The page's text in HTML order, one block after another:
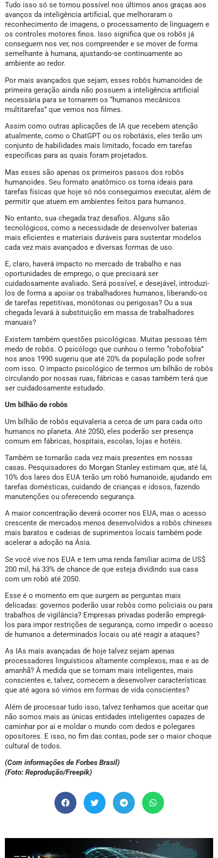
Tudo isso só se tornou possível nos últimos anos graças aos
avanços da inteligência artificial, que melhoraram o
reconhecimento de imagens, o processamento de linguagem e
os controles motores finos. Isso significa que os robôs já
conseguem nos ver, nos compreender e se mover de forma
semelhante à humana, ajustando-se continuamente ao
ambiente ao redor.
Por mais avançados que sejam, esses robôs humanoides de
primeira geração ainda não possuem a inteligência artificial
necessária para se tornarem os “humanos mecânicos
multitarefas” que vemos nos filmes.
Assim como outras aplicações de IA que recebem atenção
atualmente, como o ChatGPT ou os robotáxis, eles terão um
conjunto de habilidades mais limitado, focado em tarefas
específicas para as quais foram projetados.
Mas esses são apenas os primeiros passos dos robôs
humanoides. Seu formato anatômico os torna ideais para
tarefas físicas que hoje só nós conseguimos executar, além de
permitir que atuem em ambientes feitos para humanos.
No entanto, sua chegada traz desafios. Alguns são
tecnológicos, como a necessidade de desenvolver baterias
mais eficientes e materiais duráveis para sustentar modelos
cada vez mais avançados e diversas formas de uso.
E, claro, haverá impacto no mercado de trabalho e nas
oportunidades de emprego, o que precisará ser
cuidadosamente avaliado. Será possível, e desejável, introduzi-
los de forma a apoiar os trabalhadores humanos, liberando-os
de tarefas repetitivas, monótonas ou perigosas? Ou a sua
chegada levará à substituição em massa de trabalhadores
manuais?
Existem também questões psicológicas. Muitas pessoas têm
medo de robôs. O psicólogo que cunhou o termo “robofobia”
nos anos 1990 sugeriu que até 20% da população pode sofrer
com isso. O impacto psicológico de termos um bilhão de robôs
circulando por nossas ruas, fábricas e casas também terá que
ser cuidadosamente estudado.
Um bilhão de robôs
Um bilhão de robôs equivaleria a cerca de um para cada oito
humanos no planeta. Até 2050, eles poderão ser presença
comum em fábricas, hospitais, escolas, lojas e hotéis.
Também se tornarão cada vez mais presentes em nossas
casas. Pesquisadores do Morgan Stanley estimam que, até lá,
10% dos lares dos EUA terão um robô humanoide, ajudando em
tarefas domésticas, cuidando de crianças e idosos, fazendo
manutenções ou oferecendo segurança.
A maior concentração deverá ocorrer nos EUA, mas o acesso
crescente de mercados menos desenvolvidos a robôs chineses
mais baratos e cadeias de suprimentos locais também pode
acelerar a adoção na Ásia.
Se você vive nos EUA e tem uma renda familiar acima de US$
200 mil, há 33% de chance de que esteja dividindo sua casa
com um robô até 2050.
Esse é o momento em que surgem as perguntas mais
delicadas: governos poderão usar robôs como policiais ou para
trabalhos de vigilância? Empresas privadas poderão empregá-
los para impor restrições de segurança, como impedir o acesso
de humanos a determinados locais ou até reagir a ataques?
As IAs mais avançadas de hoje talvez sejam apenas
processadores linguísticos altamente complexos, mas e as de
amanhã? À medida que se tornam mais inteligentes, mais
conscientes e, talvez, comecem a desenvolver características
que até agora só vimos em formas de vida conscientes?
Além de processar tudo isso, talvez tenhamos que aceitar que
não somos mais as únicas entidades inteligentes capazes de
caminhar por aí e moldar o mundo com dedos e polegares
opositores. E isso, no fim das contas, pode ser o maior choque
cultural de todos.
(Com informações de Forbes Brasil)
(Foto: Reprodução/Freepik)